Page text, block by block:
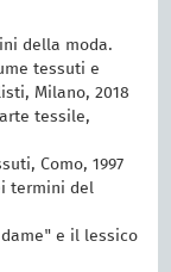
della moda.
tessuti e
Milano, 2018
tessile,
Como, 1997
termini del
e il lessico